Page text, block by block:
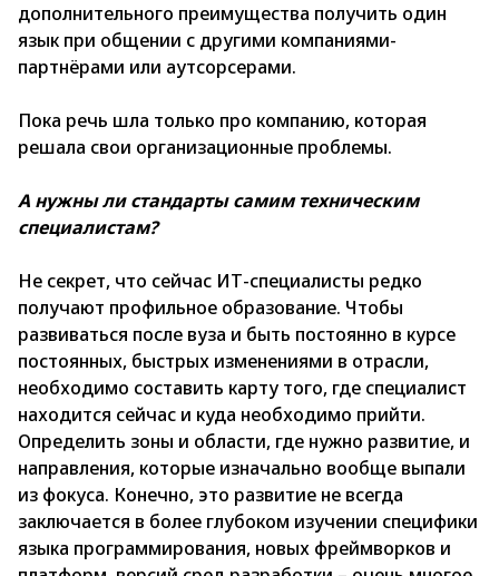
дополнительного преимущества получить один
язык при общении с другими компаниями-
партнёрами или аутсорсерами.
Пока речь шла только про компанию, которая
решала свои организационные проблемы.
А нужны ли стандарты самим техническим
специалистам?
Не секрет, что сейчас ИТ-специалисты редко
получают профильное образование. Чтобы
развиваться после вуза и быть постоянно в курсе
постоянных, быстрых изменениями в отрасли,
необходимо составить карту того, где специалист
находится сейчас и куда необходимо прийти.
Определить зоны и области, где нужно развитие, и
направления, которые изначально вообще выпали
из фокуса. Конечно, это развитие не всегда
заключается в более глубоком изучении специфики
языка программирования, новых фреймворков и